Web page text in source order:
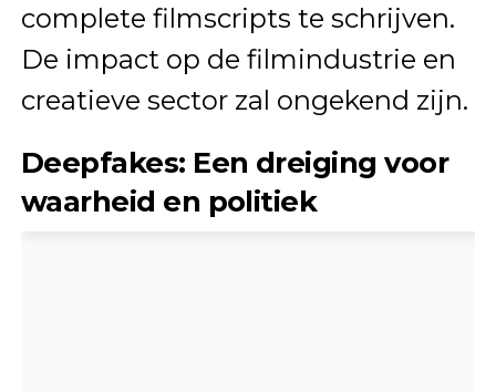
complete filmscripts te schrijven.
De impact op de filmindustrie en
creatieve sector zal ongekend zijn.
Deepfakes: Een dreiging voor
waarheid en politiek